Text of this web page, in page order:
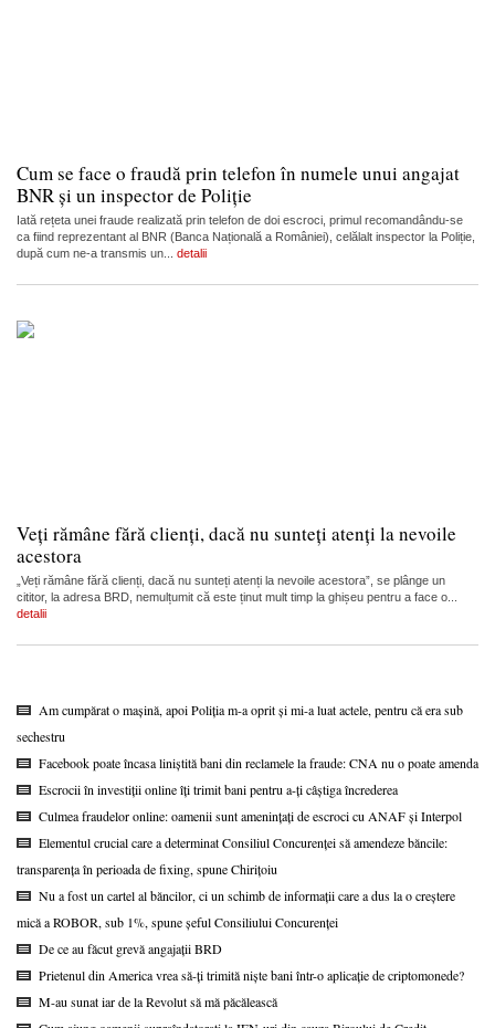
Cum se face o fraudă prin telefon în numele unui angajat
BNR și un inspector de Poliție
Iată rețeta unei fraude realizată prin telefon de doi escroci, primul recomandându-se
ca fiind reprezentant al BNR (Banca Națională a României), celălalt inspector la Poliție,
după cum ne-a transmis un... detalii
Veți rămâne fără clienți, dacă nu sunteți atenți la nevoile
acestora
„Veți rămâne fără clienți, dacă nu sunteți atenți la nevoile acestora”, se plânge un
cititor, la adresa BRD, nemulțumit că este ținut mult timp la ghișeu pentru a face o...
detalii
Am cumpărat o mașină, apoi Poliția m-a oprit și mi-a luat actele, pentru că era sub
sechestru
Facebook poate încasa liniștită bani din reclamele la fraude: CNA nu o poate amenda
Escrocii în investiții online îți trimit bani pentru a-ți câștiga încrederea
Culmea fraudelor online: oamenii sunt amenințați de escroci cu ANAF și Interpol
Elementul crucial care a determinat Consiliul Concurenței să amendeze băncile:
transparența în perioada de fixing, spune Chirițoiu
Nu a fost un cartel al băncilor, ci un schimb de informații care a dus la o creștere
mică a ROBOR, sub 1%, spune șeful Consiliului Concurenței
De ce au făcut grevă angajații BRD
Prietenul din America vrea să-ți trimită niște bani într-o aplicație de criptomonede?
M-au sunat iar de la Revolut să mă păcălească